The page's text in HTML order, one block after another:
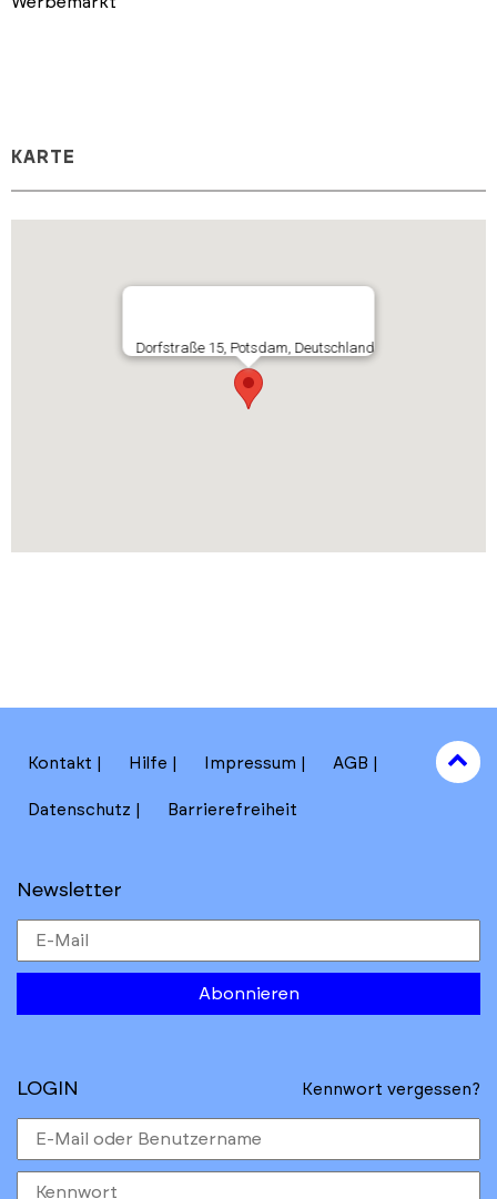
KARTE
Dorfstraße 15, Potsdam, Deutschland
Kontakt Hilfe Impressum AGB
Datenschutz Barrierefreiheit
Newsletter
Abonnieren
to
top
LOGIN Kennwort vergessen?